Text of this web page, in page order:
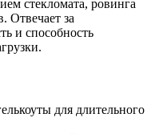
стекломата, ровинга
Отвечает за
и способность
для длительного